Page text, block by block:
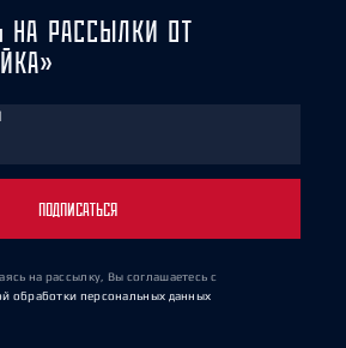
НА РАССЫЛКИ ОТ
ПОДПИСАТЬСЯ
на рассылку, Вы соглашаетесь с
обработки персональных данных